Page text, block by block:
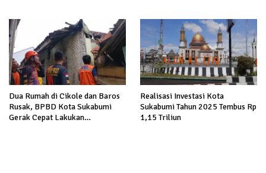
Dua Rumah di Cikole dan Baros
Rusak, BPBD Kota Sukabumi
Gerak Cepat Lakukan
Realisasi Investasi Kota
Sukabumi Tahun 2025 Tembus Rp
1,15 Triliun